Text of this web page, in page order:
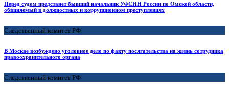
Перед судом предстанет бывший начальник УФСИН России по Омской области,
обвиняемый в должностных и коррупционном преступлениях
Следственный комитет РФ
В Москве возбуждено уголовное дело по факту посягательства на жизнь сотрудника
правоохранительного органа
Следственный комитет РФ